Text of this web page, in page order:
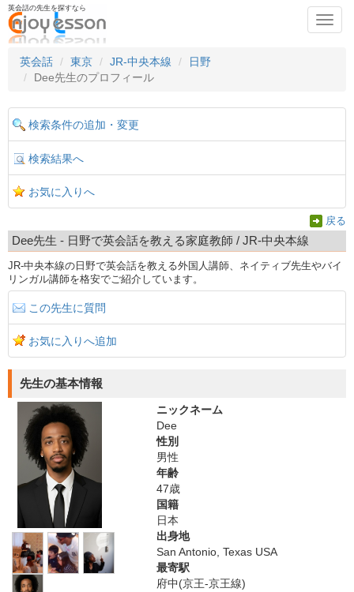
英会話の先生を探すなら
英会話
東京 JR-中央本線
日野
Dee先生のプロフィール
検索条件の追加・変更
検索結果へ
お気に入りへ
戻る
Dee先生 - 日野で英会話を教える家庭教師 / JR-中央本線
JR-中央本線の日野で英会話を教える外国人講師、ネイティブ先生やバイ
リンガル講師を格安でご紹介しています。
この先生に質問
お気に入りへ追加
先生の基本情報
ニックネーム
Dee
性別
男性
年齢
47歳
国籍
日本
出身地
San Antonio, Texas USA
最寄駅
府中(京王-京王線)